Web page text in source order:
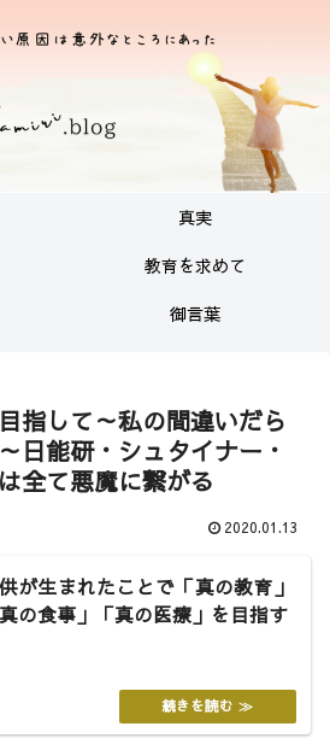
真実
教育を求めて
御言葉
指して～私の間違いだら
日能研・シュタイナー・
全て悪魔に繋がる
2020.01.13
が生まれたことで「真の教育」
真の食事」「真の医療」を目指す